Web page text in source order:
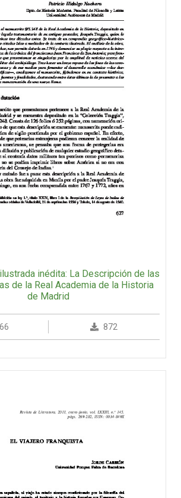
inédita: La Descripción de las
de la Real Academia de la Historia
de Madrid
872